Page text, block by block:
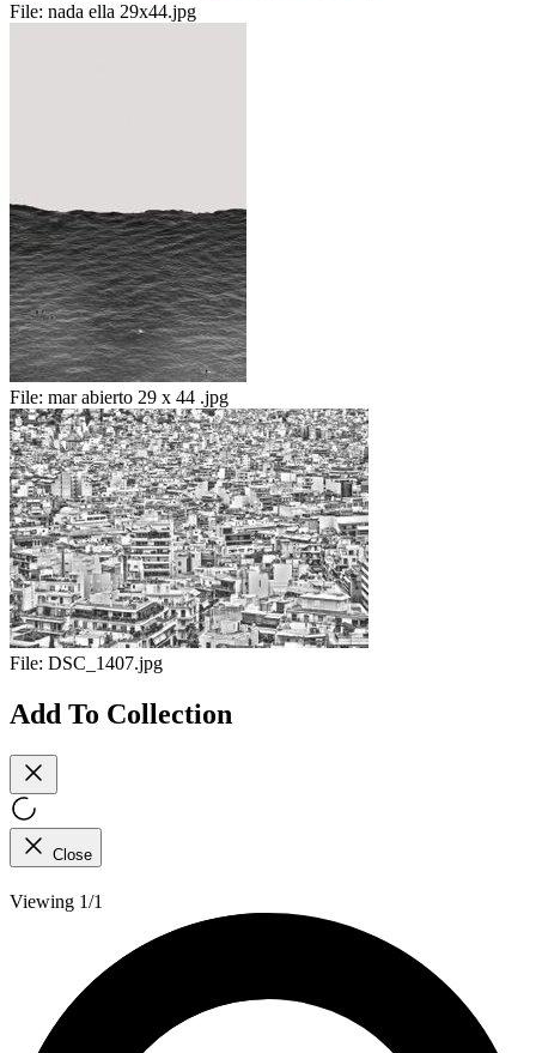
File: nada ella 29x44.jpg
File: mar abierto 29 x 44 .jpg
File: DSC_1407.jpg
Add To Collection
Close
Viewing 1/1